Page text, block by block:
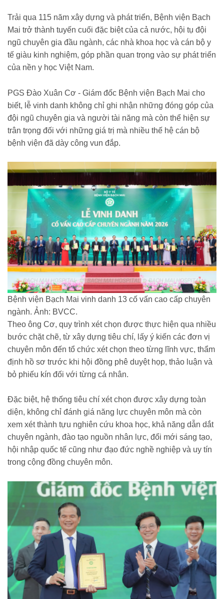
Trải qua 115 năm xây dựng và phát triển, Bệnh viện Bạch
Mai trở thành tuyến cuối đặc biệt của cả nước, hội tụ đội
ngũ chuyên gia đầu ngành, các nhà khoa học và cán bộ y
tế giàu kinh nghiệm, góp phần quan trọng vào sự phát triển
của nền y học Việt Nam.
PGS Đào Xuân Cơ - Giám đốc Bệnh viện Bạch Mai cho
biết, lễ vinh danh không chỉ ghi nhận những đóng góp của
đội ngũ chuyên gia và người tài năng mà còn thể hiện sự
trân trọng đối với những giá trị mà nhiều thế hệ cán bộ
bệnh viện đã dày công vun đắp.
Bệnh viện Bạch Mai vinh danh 13 cố vấn cao cấp chuyên
ngành. Ảnh: BVCC.
Theo ông Cơ, quy trình xét chọn được thực hiện qua nhiều
bước chặt chẽ, từ xây dựng tiêu chí, lấy ý kiến các đơn vị
chuyên môn đến tổ chức xét chọn theo từng lĩnh vực, thẩm
định hồ sơ trước khi hội đồng phê duyệt họp, thảo luận và
bỏ phiếu kín đối với từng cá nhân.
Đặc biệt, hệ thống tiêu chí xét chọn được xây dựng toàn
diện, không chỉ đánh giá năng lực chuyên môn mà còn
xem xét thành tựu nghiên cứu khoa học, khả năng dẫn dắt
chuyên ngành, đào tạo nguồn nhân lực, đổi mới sáng tạo,
hội nhập quốc tế cũng như đạo đức nghề nghiệp và uy tín
trong cộng đồng chuyên môn.